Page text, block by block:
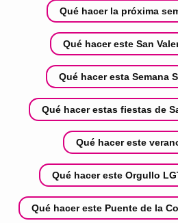
Qué hacer la próxima
Qué hacer este San
Qué hacer esta Semana
Qué hacer estas fiestas de
Qué hacer este
Qué hacer este Orgullo
Qué hacer este Puente de la